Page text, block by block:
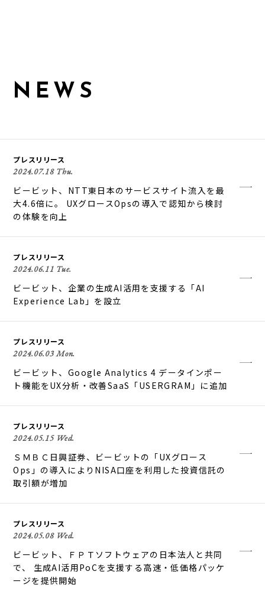
N E W S
プレスリリース
2024.07.18 Thu.
ビービット、NTT東日本のサービスサイト流入を最
大4.6倍に。 UXグロースOpsの導入で認知から検討
の体験を向上
プレスリリース
2024.06.11 Tue.
ビービット、企業の生成AI活用を支援する「AI
Experience Lab」を設立
プレスリリース
2024.06.03 Mon.
ビービット、Google Analytics 4 データインポー
ト機能をUX分析・改善SaaS「USERGRAM」に追加
プレスリリース
2024.05.15 Wed.
ＳＭＢＣ日興証券、ビービットの「UXグロース
Ops」の導入によりNISA口座を利用した投資信託の
取引額が増加
プレスリリース
2024.05.08 Wed.
ビービット、ＦＰＴソフトウェアの日本法人と共同
で、 生成AI活用PoCを支援する高速・低価格パッケ
ージを提供開始